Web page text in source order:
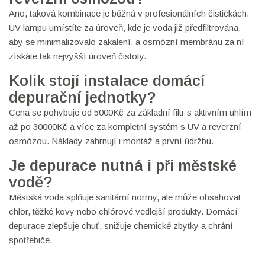
Ano, taková kombinace je běžná v profesionálních čističkách.
UV lampu umístíte za úroveň, kde je voda již předfiltrována,
aby se minimalizovalo zakalení, a osmózní membránu za ní -
získáte tak nejvyšší úroveň čistoty.
Kolik stojí instalace domácí
depurační jednotky?
Cena se pohybuje od 5000Kč za základní filtr s aktivním uhlím
až po 30000Kč a více za kompletní systém s UV a reverzní
osmózou. Náklady zahrnují i montáž a první údržbu.
Je depurace nutná i při městské
vodě?
Městská voda splňuje sanitární normy, ale může obsahovat
chlor, těžké kovy nebo chlórové vedlejší produkty. Domácí
depurace zlepšuje chuť, snižuje chemické zbytky a chrání
spotřebiče.